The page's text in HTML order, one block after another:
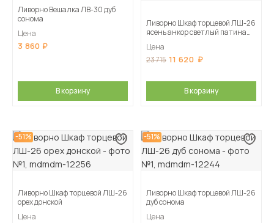
Ливорно Вешалка ЛВ-30 дуб
сонома
Цена
3 860
В корзину
Ливорно Шкаф торцевой ЛШ-26
ясень анкор светлый патина
Цена
23 715 11 620
В корзину
-51%
Ливорно Шкаф торцевой ЛШ-26
орех донской
Цена
-51%
Ливорно Шкаф торцевой ЛШ-26
дуб сонома
Цена